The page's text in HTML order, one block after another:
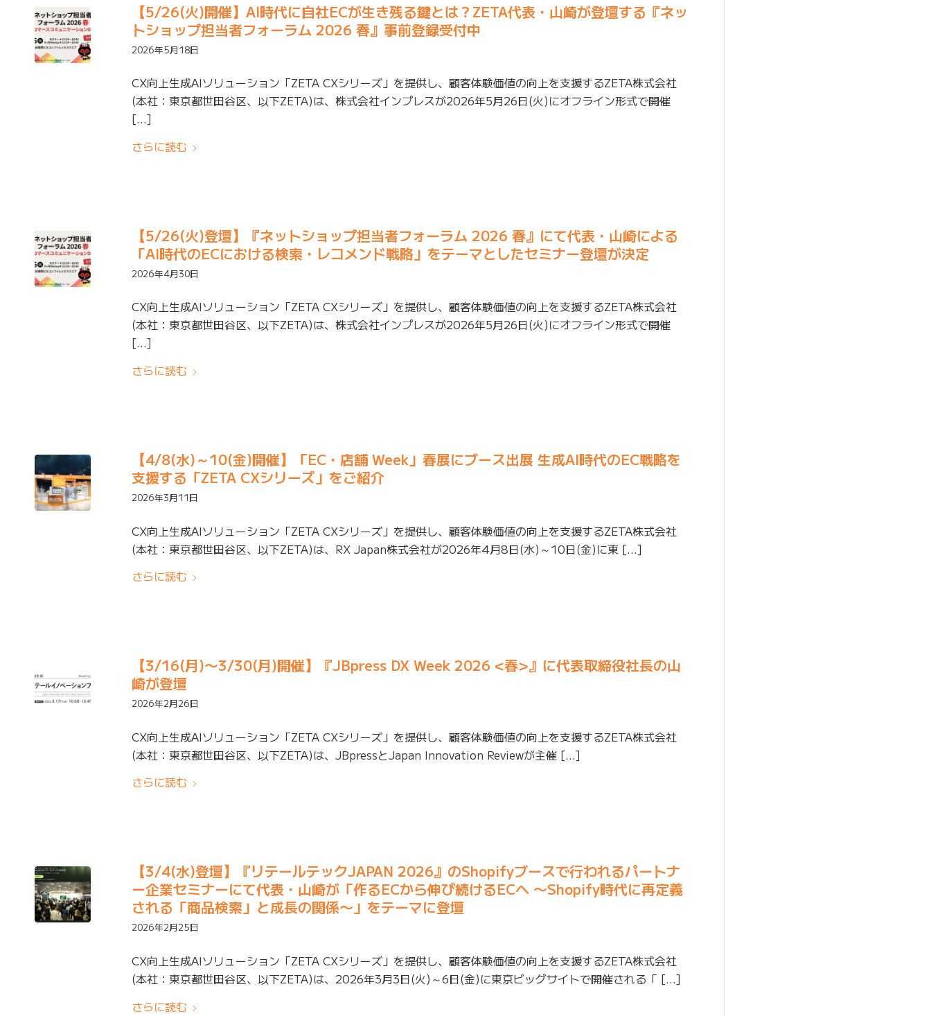
【5/26(火)開催】AI時代に自社ECが生き残る鍵とは？ZETA代表・山崎が登壇する『ネッ
トショップ担当者フォーラム 2026 春』事前登録受付中
2026年5月18日
CX向上生成AIソリューション「ZETA CXシリーズ」を提供し、顧客体験価値の向上を支援するZETA株式会社
(本社：東京都世田谷区、以下ZETA)は、株式会社インプレスが2026年5月26日(火)にオフライン形式で開催
[…]
さらに読む
【5/26(火)登壇】『ネットショップ担当者フォーラム 2026 春』にて代表・山崎による
「AI時代のECにおける検索・レコメンド戦略」をテーマとしたセミナー登壇が決定
2026年4月30日
CX向上生成AIソリューション「ZETA CXシリーズ」を提供し、顧客体験価値の向上を支援するZETA株式会社
(本社：東京都世田谷区、以下ZETA)は、株式会社インプレスが2026年5月26日(火)にオフライン形式で開催
[…]
さらに読む
【4/8(水)～10(金)開催】「EC・店舗 Week」春展にブース出展 生成AI時代のEC戦略を
支援する「ZETA CXシリーズ」をご紹介
2026年3月11日
CX向上生成AIソリューション「ZETA CXシリーズ」を提供し、顧客体験価値の向上を支援するZETA株式会社
(本社：東京都世田谷区、以下ZETA)は、RX Japan株式会社が2026年4月8日(水)～10日(金)に東 […]
さらに読む
【3/16(月)〜3/30(月)開催】『JBpress DX Week 2026 <春>』に代表取締役社長の山
崎が登壇
2026年2月26日
CX向上生成AIソリューション「ZETA CXシリーズ」を提供し、顧客体験価値の向上を支援するZETA株式会社
(本社：東京都世田谷区、以下ZETA)は、JBpressとJapan Innovation Reviewが主催 […]
さらに読む
【3/4(水)登壇】『リテールテックJAPAN 2026』のShopifyブースで行われるパートナ
ー企業セミナーにて代表・山崎が「作るECから伸び続けるECへ 〜Shopify時代に再定義
される「商品検索」と成長の関係〜」をテーマに登壇
2026年2月25日
CX向上生成AIソリューション「ZETA CXシリーズ」を提供し、顧客体験価値の向上を支援するZETA株式会社
(本社：東京都世田谷区、以下ZETA)は、2026年3月3日(火)～6日(金)に東京ビッグサイトで開催される「 […]
さらに読む